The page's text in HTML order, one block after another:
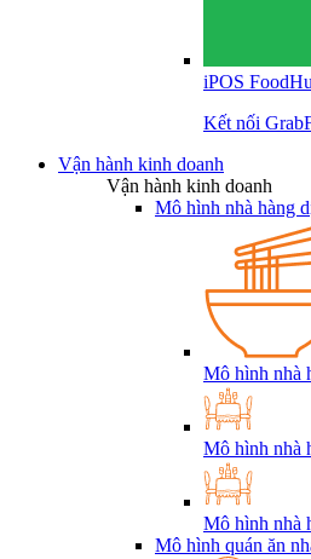
iPOS
Kết nối
Vận hành kinh doanh
Vận hành kinh doanh
Mô hình nhà hàng
Mô hình nhà
Mô hình nhà
Mô hình nhà
Mô hình quán ăn